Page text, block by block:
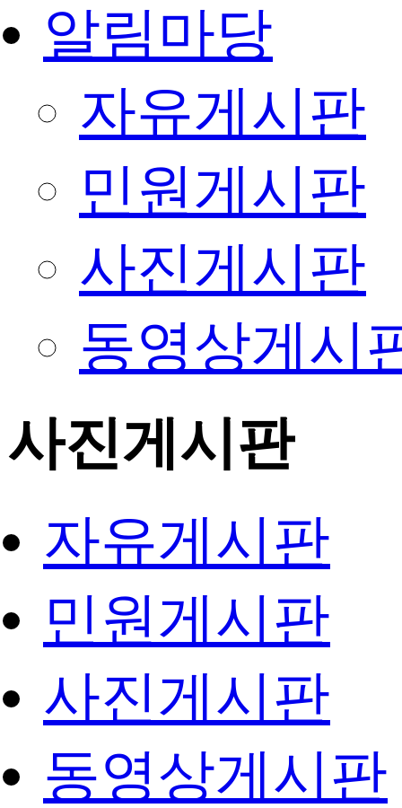
알림마당
자유게시판
민원게시판
사진게시판
동영상게시
사진게시판
자유게시판
민원게시판
사진게시판
동영상게시판